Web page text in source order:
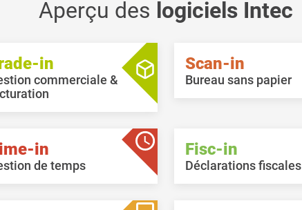
Aperçu des logiciels Intec
in
commerciale &
Scan-in
Bureau sans papier
in
de temps
Fisc-in
Déclarations fiscales